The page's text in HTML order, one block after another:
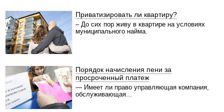
Приватизировать ли квартиру?
– До сих пор живу в квартире на условиях
муниципального найма.
Порядок начисления пени за
просроченный платеж
— Имеет ли право управляющая компания,
обслуживающая...